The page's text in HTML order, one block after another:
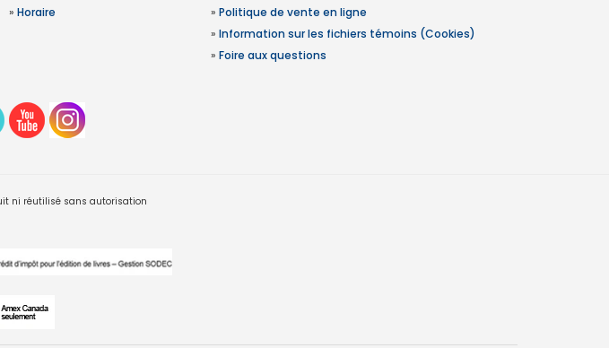
» Horaire
» Politique de vente en ligne
» Information sur les fichiers témoins (Cookies)
» Foire aux questions
ni réutilisé sans autorisation